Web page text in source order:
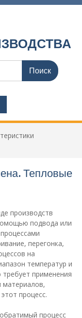
Тепловые
производств
подвода или
перегонка,
на
температур и
применения
материалов,
процесс.
процесс